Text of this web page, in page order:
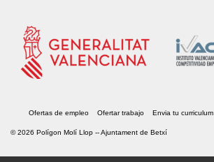
Ofertas de empleo Ofertar trabajo Envia tu curriculum
© 2026 Polígon Molí Llop --Ajuntament de Betxí